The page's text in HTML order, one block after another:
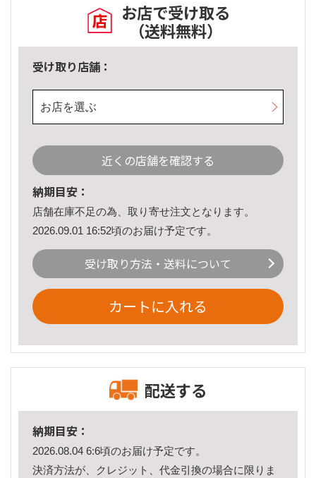
お店で受け取る
（送料無料）
受け取り店舗：
お店を選ぶ
近くの店舗を確認する
納期目安：
店舗在庫不足の為、取り寄せ注文となります。
2026.09.01 16:52頃のお届け予定です。
受け取り方法・送料について
カートに入れる
配送する
納期目安：
2026.08.04 6:6頃のお届け予定です。
決済方法が、クレジット、代金引換の場合に限りま